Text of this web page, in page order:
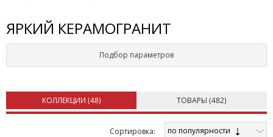
ЯРКИЙ КЕРАМОГРАНИТ
Подбор параметров
КОЛЛЕКЦИИ (48) ТОВАРЫ (482)
Cортировка: по популярности